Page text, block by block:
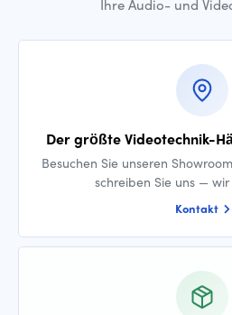
Ihre Audio- und
Der größte Videotechnik-
Besuchen Sie unseren
schreiben Sie uns —
Kontakt